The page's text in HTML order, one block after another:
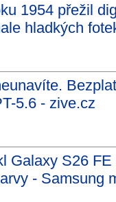
1954 přežil
hladkých
5.6 - zive.cz
Galaxy S26
- Samsung